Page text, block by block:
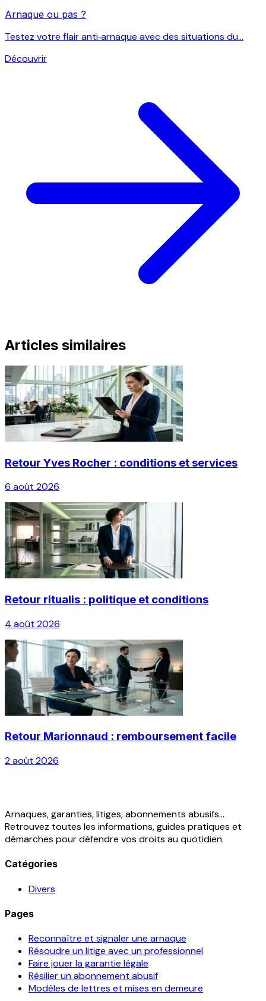
Arnaque ou pas ?
Testez votre flair anti‑arnaque avec des situations du...
Découvrir
Articles similaires
Retour Yves Rocher : conditions et services
6 août 2026
Retour ritualis : politique et conditions
4 août 2026
Retour Marionnaud : remboursement facile
2 août 2026
Arnaques, garanties, litiges, abonnements abusifs...
Retrouvez toutes les informations, guides pratiques et
démarches pour défendre vos droits au quotidien.
Catégories
Divers
Pages
Reconnaître et signaler une arnaque
Résoudre un litige avec un professionnel
Faire jouer la garantie légale
Résilier un abonnement abusif
Modèles de lettres et mises en demeure